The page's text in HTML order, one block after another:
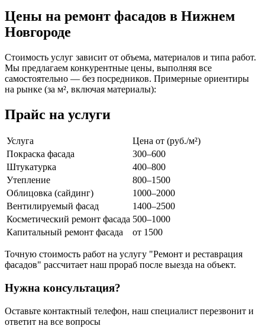
Цены на ремонт фасадов в Нижнем
Новгороде
Стоимость услуг зависит от объема, материалов и типа работ.
Мы предлагаем конкурентные цены, выполняя все
самостоятельно — без посредников. Примерные ориентиры
на рынке (за м², включая материалы):
Прайс на услуги
Услуга
Цена от (руб./м²)
Покраска фасада
300–600
Штукатурка
400–800
Утепление
800–1500
Облицовка (сайдинг)
1000–2000
Вентилируемый фасад
1400–2500
Косметический ремонт фасада 500–1000
Капитальный ремонт фасада
от 1500
Точную стоимость работ на услугу "Ремонт и реставрация
фасадов" рассчитает наш прораб после выезда на объект.
Нужна консультация?
Оставьте контактный телефон, наш специалист перезвонит и
ответит на все вопросы